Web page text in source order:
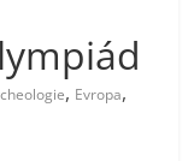
, Evropa,